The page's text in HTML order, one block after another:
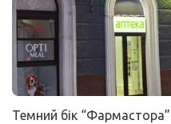
Темний бік